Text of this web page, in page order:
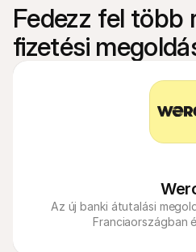
Fedezz fel több
fizetési
Az új banki átutalási
Franciaországban